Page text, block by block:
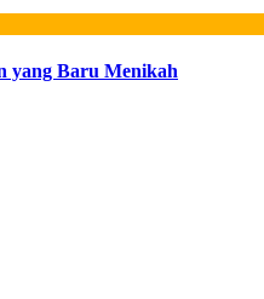
yang Baru Menikah